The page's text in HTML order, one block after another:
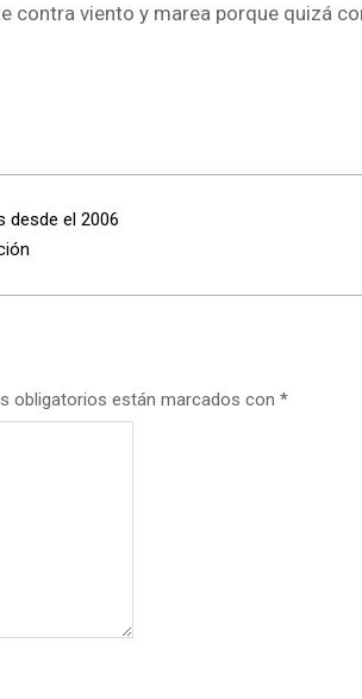
viento y marea porque quizá
desde el 2006
obligatorios están marcados con *